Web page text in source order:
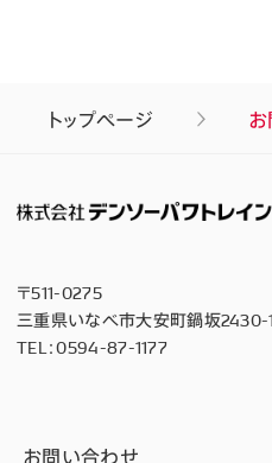
トップページ
〒511-0275
三重県いなべ市大安町鍋坂2430-1
TEL：0594-87-1177
お問い合わせ